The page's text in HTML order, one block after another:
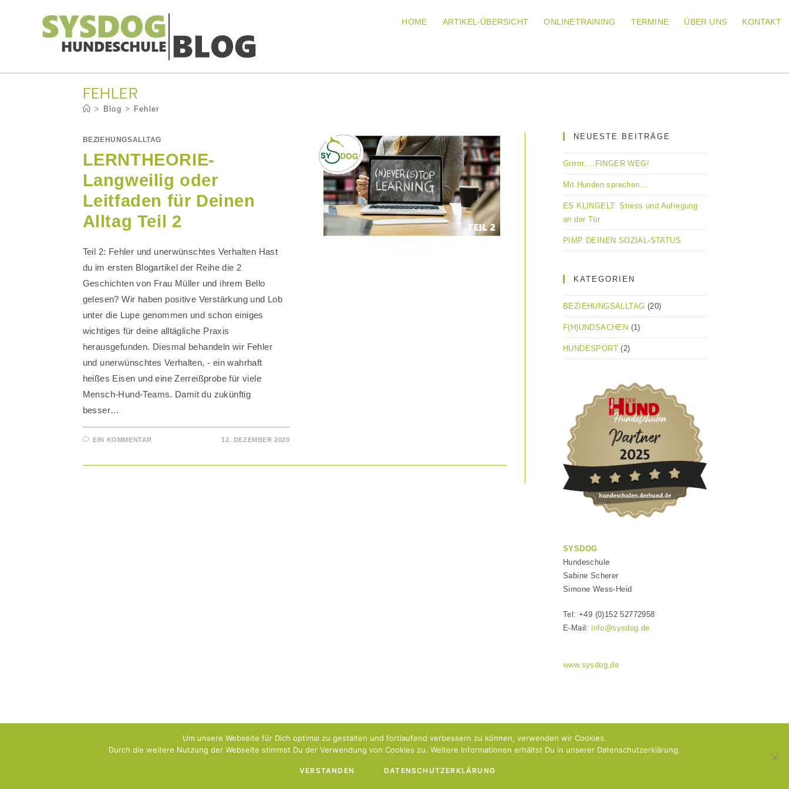
HOME ARTIKEL-ÜBERSICHT ONLINETRAINING TERMINE ÜBER UNS KONTAKT
FEHLER
> Blog > Fehler
BEZIEHUNGSALLTAG
LERNTHEORIE-
Langweilig oder
Leitfaden für Deinen
Alltag Teil 2
Teil 2: Fehler und unerwünschtes Verhalten Hast
du im ersten Blogartikel der Reihe die 2
Geschichten von Frau Müller und ihrem Bello
gelesen? Wir haben positive Verstärkung und Lob
unter die Lupe genommen und schon einiges
wichtiges für deine alltägliche Praxis
herausgefunden. Diesmal behandeln wir Fehler
und unerwünschtes Verhalten, - ein wahrhaft
heißes Eisen und eine Zerreißprobe für viele
Mensch-Hund-Teams. Damit du zukünftig
besser…
EIN KOMMENTAR 12. DEZEMBER 2020
NEUESTE BEITRÄGE
Grrrrrr….FINGER WEG!
Mit Hunden sprechen…
ES KLINGELT: Stress und Aufregung
an der Tür
PIMP DEINEN SOZIAL-STATUS
KATEGORIEN
BEZIEHUNGSALLTAG (20)
F(H)UNDSACHEN (1)
HUNDESPORT (2)
SYSDOG
Hundeschule
Sabine Scherer
Simone Wess-Heid
Tel: +49 (0)152 52772958
E-Mail:info@sysdog.de
www.sysdog.de
Impressum Datenschutzerklärung & AGB
Um unsere Webseite für Dich optimal zu gestalten und fortlaufend verbessern zu können, verwenden wir Cookies.
Durch die weitere Nutzung der Webseite stimmst Du der Verwendung von Cookies zu. Weitere Informationen erhältst Du in unserer Datenschutzerklärung.
VERSTANDEN DATENSCHUTZERKLÄRUNG